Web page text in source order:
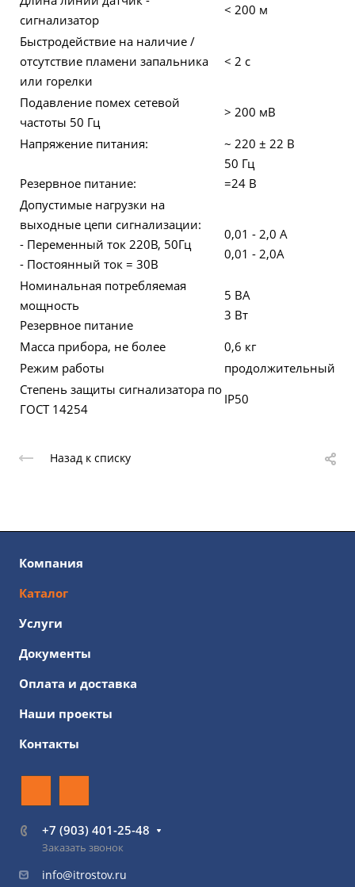
сигнализатор
< 200 м
Быстродействие на наличие /
отсутствие пламени запальника
или горелки
< 2 с
Подавление помех сетевой
частоты 50 Гц
> 200 мВ
Напряжение питания:
Резервное питание:
~ 220 ± 22 В
50 Гц
=24 В
Допустимые нагрузки на
выходные цепи сигнализации:
- Переменный ток 220В, 50Гц
- Постоянный ток = 30В
0,01 - 2,0 А
0,01 - 2,0А
Номинальная потребляемая
мощность
Резервное питание
5 ВА
3 Вт
Масса прибора, не более
0,6 кг
Режим работы
продолжительный
Степень защиты сигнализатора по
ГОСТ 14254
IP50
Назад к списку
Компания
Каталог
Услуги
Документы
Оплата и доставка
Наши проекты
Контакты
+7 (903) 401-25-48
Заказать звонок
info@itrostov.ru